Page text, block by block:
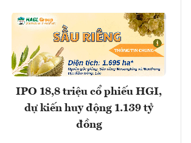
IPO 18,8 triệu cổ phiếu HGI,
dự kiến huy động 1.139 tỷ
đồng